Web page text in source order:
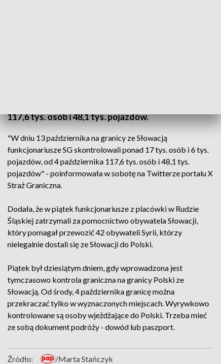
117,6 tys. osób i 48,1 tys. pojazdów.
"W dniu 13 października na granicy ze Słowacją
funkcjonariusze SG skontrolowali ponad 17 tys. osób i 6 tys.
pojazdów, od 4 października 117,6 tys. osób i 48,1 tys.
pojazdów" - poinformowała w sobotę na Twitterze portalu X
Straż Graniczna.
Dodała, że w piątek funkcjonariusze z placówki w Rudzie
Śląskiej zatrzymali za pomocnictwo obywatela Słowacji,
który pomagał przewozić 42 obywateli Syrii, którzy
nielegalnie dostali się ze Słowacji do Polski.
Piątek był dziesiątym dniem, gdy wprowadzona jest
tymczasowo kontrola graniczna na granicy Polski ze
Słowacją. Od środy, 4 października granicę można
przekraczać tylko w wyznaczonych miejscach. Wyrywkowo
kontrolowane są osoby wjeżdżające do Polski. Trzeba mieć
ze sobą dokument podróży - dowód lub paszport.
Źródło: /Marta Stańczyk